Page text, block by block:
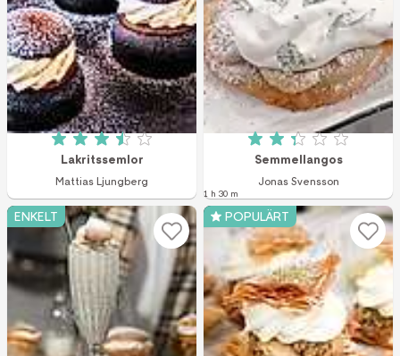
Betyg: 3.5 av 5 (108 röster)
Lakritssemlor
Mattias Ljungberg
Betyg: 2.3 av 5
Semmellangos
Jonas Svensson
1 h 30 m
ENKELT POPULÄRT